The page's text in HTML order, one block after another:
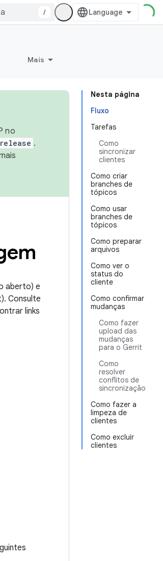
/
Mais
Nesta página
Fluxo
Tarefas
Como
sincronizar
clientes
Como criar
branches de
tópicos
Como usar
branches de
tópicos
Como preparar
arquivos
Como ver o
status do
cliente
Como confirmar
mudanças
Como fazer
upload das
mudanças
para o Gerrit
Como
resolver
conflitos de
sincronização
Como fazer a
limpeza de
clientes
Como excluir
clientes
no
.
aberto) e
Consulte
links